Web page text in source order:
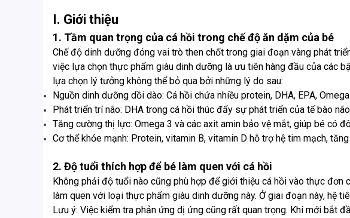
I. Giới thiệu
1. Tầm quan trọng của cá hồi trong chế độ ăn dặm của bé
Chế độ dinh dưỡng đóng vai trò then chốt trong giai đoạn vàng phát
việc lựa chọn thực phẩm giàu dinh dưỡng là ưu tiên hàng đầu của các
lựa chọn lý tưởng không thể bỏ qua bởi những lý do sau:
Nguồn dinh dưỡng dồi dào: Cá hồi chứa nhiều protein, DHA, EPA,
Phát triển trí não: DHA trong cá hồi thúc đẩy sự phát triển của tế bào
Tăng cường thị lực: Omega 3 và các axit amin bảo vệ mắt, giúp bé có
Cơ thể khỏe mạnh: Protein, vitamin B, vitamin D hỗ trợ hệ tim mạch,
2. Độ tuổi thích hợp để bé làm quen với cá hồi
Không phải độ tuổi nào cũng phù hợp để giới thiệu cá hồi vào thực
làm quen với loại thực phẩm giàu dinh dưỡng này. Ở giai đoạn này, hệ
Lưu ý: Việc kiểm tra phản ứng dị ứng cũng rất quan trọng. Khi mới bắt